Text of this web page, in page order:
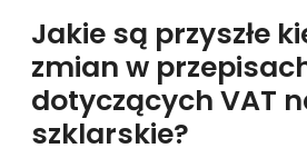
Jakie są przyszłe
zmian w
dotyczących VAT
szklarskie?